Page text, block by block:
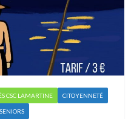
CSC LAMARTINE CITOYENNETÉ
SENIORS